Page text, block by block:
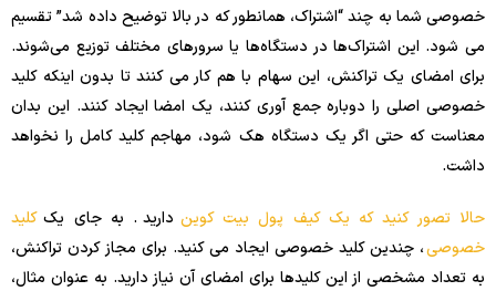
خصوصی شما به چند “اشتراک، همانطور که در بالا توضیح داده شد” تقسیم
می شود. این اشتراک‌ها در دستگاه‌ها یا سرورهای مختلف توزیع می‌شوند.
برای امضای یک تراکنش، این سهام با هم کار می کنند تا بدون اینکه کلید
خصوصی اصلی را دوباره جمع آوری کنند، یک امضا ایجاد کنند. این بدان
معناست که حتی اگر یک دستگاه هک شود، مهاجم کلید کامل را نخواهد
داشت.
حالا تصور کنید که یک کیف پول بیت کوین دارید . به جای یک کلید
خصوصی، چندین کلید خصوصی ایجاد می کنید. برای مجاز کردن تراکنش،
به تعداد مشخصی از این کلیدها برای امضای آن نیاز دارید. به عنوان مثال،